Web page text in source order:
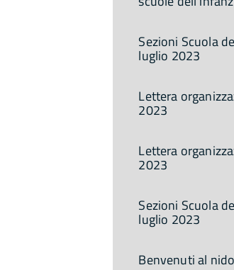
Sezioni Scuola
luglio 2023
Lettera
2023
Lettera
2023
Sezioni Scuola
luglio 2023
Benvenuti al